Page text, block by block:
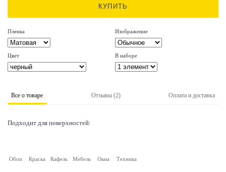
КУПИТЬ
Пленка Изображение
Цвет В наборе
Все о товаре Отзывы (2) Оплата и доставка
Подходит для поверхностей:
Обои Краска Кафель Мебель Окна Техника